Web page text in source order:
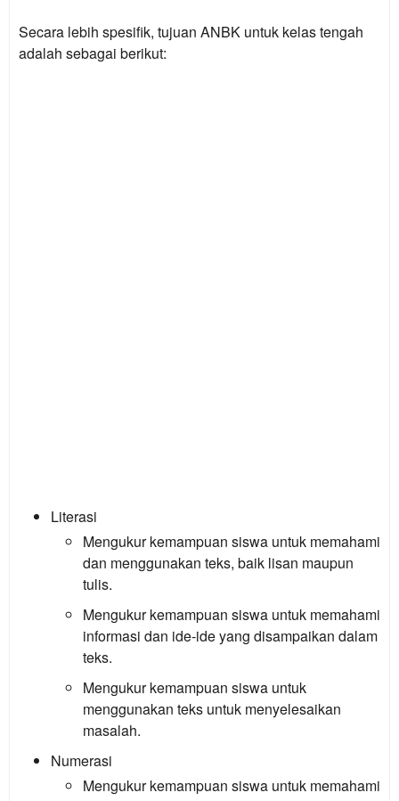
Secara lebih spesifik, tujuan ANBK untuk kelas tengah
adalah sebagai berikut:
Literasi
Mengukur kemampuan siswa untuk memahami
dan menggunakan teks, baik lisan maupun
tulis.
Mengukur kemampuan siswa untuk memahami
informasi dan ide-ide yang disampaikan dalam
teks.
Mengukur kemampuan siswa untuk
menggunakan teks untuk menyelesaikan
masalah.
Numerasi
Mengukur kemampuan siswa untuk memahami